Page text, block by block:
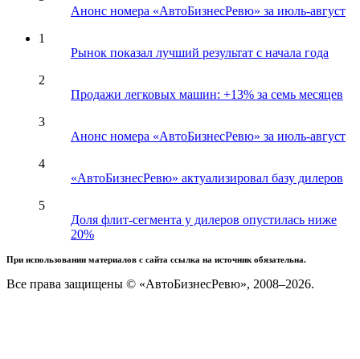
Анонс номера «АвтоБизнесРевю» за июль-август
1
Рынок показал лучший результат с начала года
2
Продажи легковых машин: +13% за семь месяцев
3
Анонс номера «АвтоБизнесРевю» за июль-август
4
«АвтоБизнесРевю» актуализировал базу дилеров
5
Доля флит-сегмента у дилеров опустилась ниже
20%
При использовании материалов с сайта ссылка на источник обязательна.
Все права защищены © «АвтоБизнесРевю», 2008–2026.